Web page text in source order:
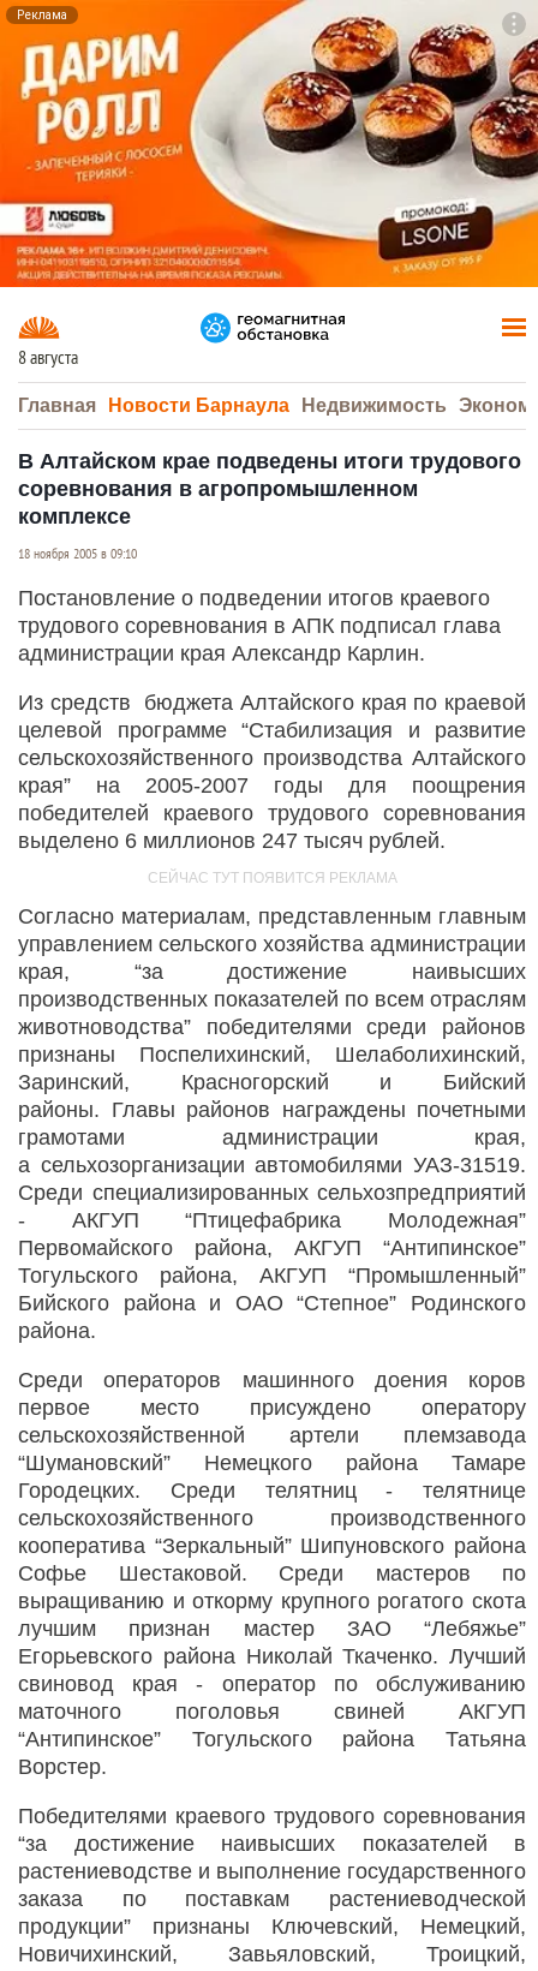
Реклама
8 августа
Главная Новости Барнаула Недвижимость
В Алтайском крае подведены итоги трудового
соревнования в агропромышленном
комплексе
18 ноября 2005 в 09:10
Постановление о подведении итогов краевого
трудового соревнования в АПК подписал глава
администрации края Александр Карлин.
Из средств бюджета Алтайского края по краевой
целевой программе “Стабилизация и развитие
сельскохозяйственного производства Алтайского
края” на 2005-2007 годы для поощрения
победителей краевого трудового соревнования
выделено 6 миллионов 247 тысяч рублей.
Согласно материалам, представленным главным
управлением сельского хозяйства администрации
края, “за достижение наивысших
производственных показателей по всем отраслям
животноводства” победителями среди районов
признаны Поспелихинский, Шелаболихинский,
Заринский, Красногорский и Бийский
районы. Главы районов награждены почетными
грамотами администрации края,
а сельхозорганизации автомобилями УАЗ-31519.
Среди специализированных сельхозпредприятий
- АКГУП “Птицефабрика Молодежная”
Первомайского района, АКГУП “Антипинское”
Тогульского района, АКГУП “Промышленный”
Бийского района и ОАО “Степное” Родинского
района.
Среди операторов машинного доения коров
первое место присуждено оператору
сельскохозяйственной артели племзавода
“Шумановский” Немецкого района Тамаре
Городецких. Среди телятниц - телятнице
сельскохозяйственного производственного
кооператива “Зеркальный” Шипуновского района
Софье Шестаковой. Среди мастеров по
выращиванию и откорму крупного рогатого скота
лучшим признан мастер ЗАО “Лебяжье”
Егорьевского района Николай Ткаченко. Лучший
свиновод края - оператор по обслуживанию
маточного поголовья свиней АКГУП
“Антипинское” Тогульского района Татьяна
Ворстер.
Победителями краевого трудового соревнования
“за достижение наивысших показателей в
растениеводстве и выполнение государственного
заказа по поставкам растениеводческой
продукции” признаны Ключевский, Немецкий,
Новичихинский, Завьяловский, Троицкий,